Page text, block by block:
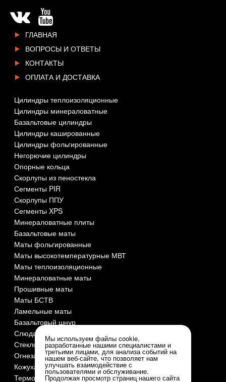
ГЛАВНАЯ
ВОПРОСЫ И ОТВЕТЫ
КОНТАКТЫ
ОПЛАТА И ДОСТАВКА
Цилиндры теплоизоляционные
Цилиндры минераловатные
Базальтовые цилиндры
Цилиндры кашированные
Цилиндры фольгированные
Негорючие цилиндры
Опорные кольца
Скорлупы из пеностекла
Сегменты PIR
Скорлупы ППУ
Сегменты XPS
Минераловатные плиты
Базальтовые маты
Маты фольгированные
Маты высокотемпературные МВТ
Маты теплоизоляционные
Минераловатные маты
Прошивные маты
Маты БСТВ
Ламельные маты
Базальтовый шнур
Слюда СМОГ
Стеклоткань
Огнезащита и огнеупоры
Кожуха оцинкованные
Термочехлы
Мы используем файлы cookie,
разработанные нашими специалистами и
третьими лицами, для анализа событий на
нашем веб-сайте, что позволяет нам
улучшать взаимодействие с
пользователями и обслуживание.
Продолжая просмотр страниц нашего сайта